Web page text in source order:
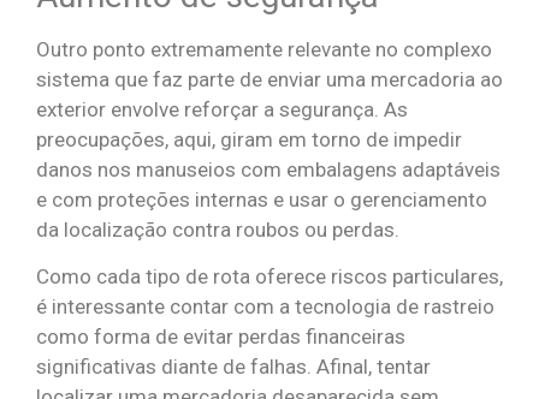
Outro ponto extremamente relevante no complexo
sistema que faz parte de enviar uma mercadoria ao
exterior envolve reforçar a segurança. As
preocupações, aqui, giram em torno de impedir
danos nos manuseios com embalagens adaptáveis
e com proteções internas e usar o gerenciamento
da localização contra roubos ou perdas.
Como cada tipo de rota oferece riscos particulares,
é interessante contar com a tecnologia de rastreio
como forma de evitar perdas financeiras
significativas diante de falhas. Afinal, tentar